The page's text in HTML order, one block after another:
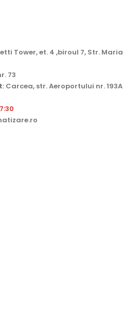
Tower, et. 4 ,biroul 7, Str. Maria
73
: Carcea, str. Aeroportului nr. 193A